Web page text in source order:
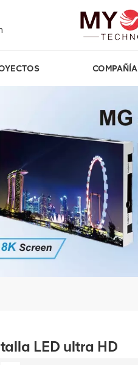
COMPAÑÍA
LED ultra HD